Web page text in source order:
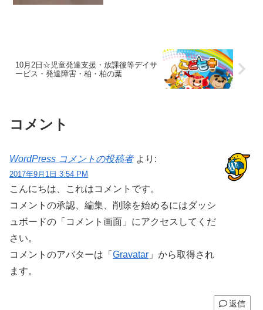
10月2日☆児童発達支援・放課後等デイサ
ービス・発達障害・柏・柏の葉
コメント
WordPress コメントの投稿者 より:
2017年9月1日 3:54 PM
こんにちは、これはコメントです。
コメントの承認、編集、削除を始めるにはダッシ
ュボードの「コメント画面」にアクセスしてくだ
さい。
コメントのアバターは「 Gravatar 」から取得され
ます。
返信